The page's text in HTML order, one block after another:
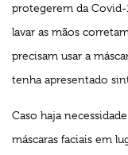
protegerem da Covid-
lavar as mãos
precisam usar a
tenha apresentado
Caso haja
máscaras faciais em